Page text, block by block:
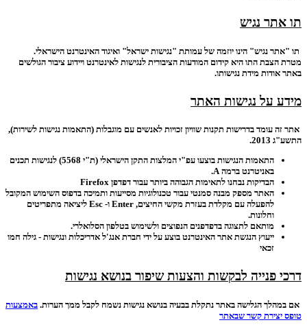
תו אתר נגיש
תו "אתר נגיש" הינו יוזמה של עמותת "נגישות ישראל" ואיגוד האינטרנט הישראלי.
מטרת הצבת התו היא קידום המודעות הציבורית לנגישות לאינטרנט ויידוע ציבור הגולשים
באתר אודות מידת נגישותו.
מידע על נגישות האתר
אתר זה עומד בדרישות תקנות שוויון זכויות לאנשים עם מוגבלות (התאמות נגישות לשירות),
התשע"ג 2013.
התאמות הנגישות בוצעו עפ"י המלצות התקן הישראלי (ת"י 5568) לנגישות תכנים
באניטרנט ברמה A.
הבדיקות נבחנו לתאימות הגבוהה ביותר עבור דפדפן Firefox
האתר מספק מבנה סמנטי עבור טכנולוגיות מסייעות ותמיכה בדפוס השימוש המקובל
להפעלה עם מקלדת בעזרת מקשי החיצים, Enter ו- Esc ליציאה מתפריטים
וחלונות.
מותאם לתצוגה בדפדפנים הנפוצים ולשימוש בטלפון הסלואלרי.
ייעוץ הנגשת אתר האינטרנט בוצע על ידי חברת אנג'ל אדריכלות ונגישות - גילה חמו
זכאי
דרכי פנייה לבקשות והצעות שיפור בנושא נגישות
אם במהלך הגלישה באתר נתקלת בבעיה בנושא נגישות נשמח לקבל ממך הערות. באמצעות
טופס יצירת קשר שבאתר